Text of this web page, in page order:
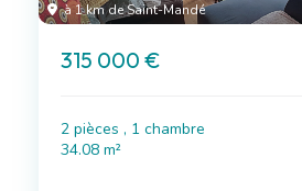
à 1 km de Saint-Mandé
315 000 €
2 pièces , 1 chambre
34.08 m²